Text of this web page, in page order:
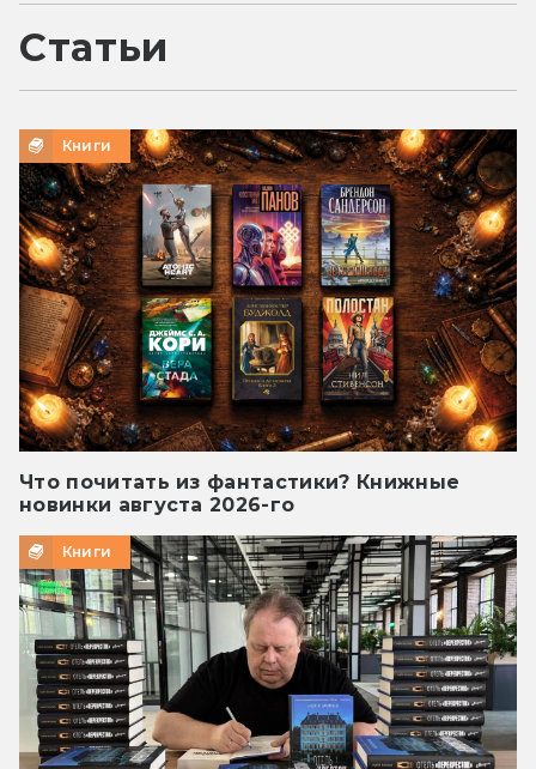
Статьи
Книги
Что почитать из фантастики? Книжные
новинки августа 2026-го
Книги